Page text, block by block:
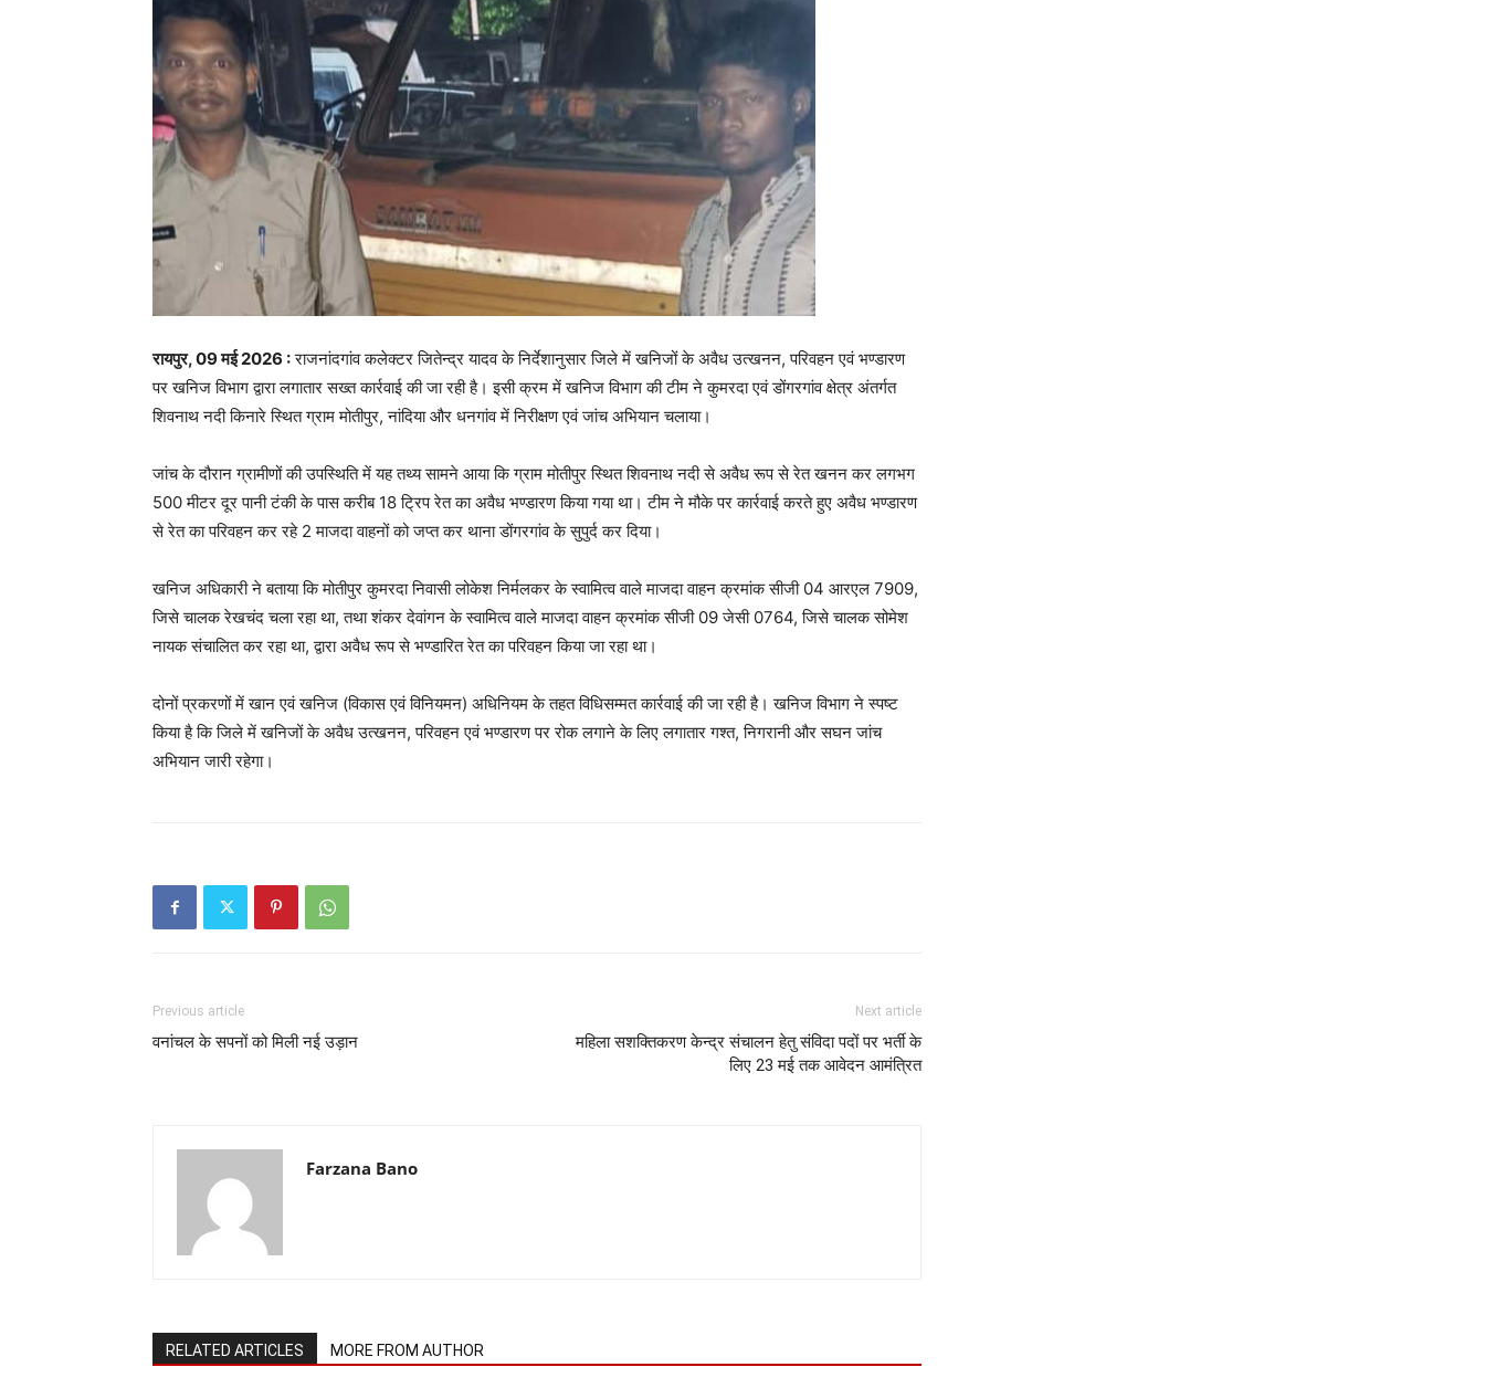
रायपुर, 09 मई 2026 :राजनांदगांव कलेक्टर जितेन्द्र यादव के निर्देशानुसार जिले में खनिजों के अवैध उत्खनन, परिवहन एवं भण्डारण
पर खनिज विभाग द्वारा लगातार सख्त कार्रवाई की जा रही है। इसी क्रम में खनिज विभाग की टीम ने कुमरदा एवं डोंगरगांव क्षेत्र अंतर्गत
शिवनाथ नदी किनारे स्थित ग्राम मोतीपुर, नांदिया और धनगांव में निरीक्षण एवं जांच अभियान चलाया।
जांच के दौरान ग्रामीणों की उपस्थिति में यह तथ्य सामने आया कि ग्राम मोतीपुर स्थित शिवनाथ नदी से अवैध रूप से रेत खनन कर लगभग
500 मीटर दूर पानी टंकी के पास करीब 18 ट्रिप रेत का अवैध भण्डारण किया गया था। टीम ने मौके पर कार्रवाई करते हुए अवैध भण्डारण
से रेत का परिवहन कर रहे 2 माजदा वाहनों को जप्त कर थाना डोंगरगांव के सुपुर्द कर दिया।
खनिज अधिकारी ने बताया कि मोतीपुर कुमरदा निवासी लोकेश निर्मलकर के स्वामित्व वाले माजदा वाहन क्रमांक सीजी 04 आरएल 7909,
जिसे चालक रेखचंद चला रहा था, तथा शंकर देवांगन के स्वामित्व वाले माजदा वाहन क्रमांक सीजी 09 जेसी 0764, जिसे चालक सोमेश
नायक संचालित कर रहा था, द्वारा अवैध रूप से भण्डारित रेत का परिवहन किया जा रहा था।
दोनों प्रकरणों में खान एवं खनिज (विकास एवं विनियमन) अधिनियम के तहत विधिसम्मत कार्रवाई की जा रही है। खनिज विभाग ने स्पष्ट
किया है कि जिले में खनिजों के अवैध उत्खनन, परिवहन एवं भण्डारण पर रोक लगाने के लिए लगातार गश्त, निगरानी और सघन जांच
अभियान जारी रहेगा।
Previous article
वनांचल के सपनों को मिली नई उड़ान
Next article
महिला सशक्तिकरण केन्द्र संचालन हेतु संविदा पदों पर भर्ती के
लिए 23 मई तक आवेदन आमंत्रित
Farzana Bano
RELATED ARTICLES MORE FROM AUTHOR